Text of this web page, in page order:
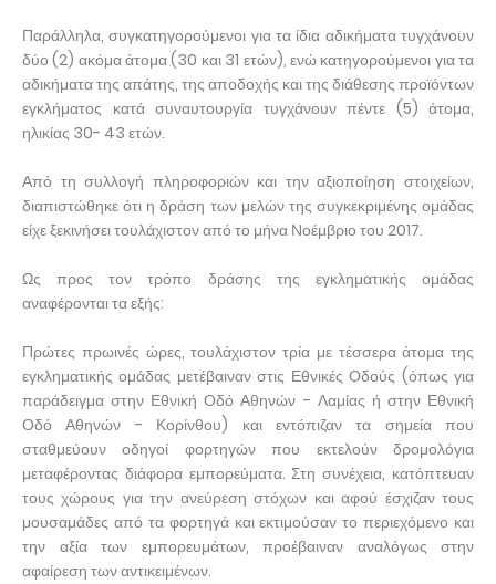
Παράλληλα, συγκατηγορούμενοι για τα ίδια αδικήματα τυγχάνουν
δύο (2) ακόμα άτομα (30 και 31 ετών), ενώ κατηγορούμενοι για τα
αδικήματα της απάτης, της αποδοχής και της διάθεσης προϊόντων
εγκλήματος κατά συναυτουργία τυγχάνουν πέντε (5) άτομα,
ηλικίας 30- 43 ετών.
Από τη συλλογή πληροφοριών και την αξιοποίηση στοιχείων,
διαπιστώθηκε ότι η δράση των μελών της συγκεκριμένης ομάδας
είχε ξεκινήσει τουλάχιστον από το μήνα Νοέμβριο του 2017.
Ως προς τον τρόπο δράσης της εγκληματικής ομάδας
αναφέρονται τα εξής:
Πρώτες πρωινές ώρες, τουλάχιστον τρία με τέσσερα άτομα της
εγκληματικής ομάδας μετέβαιναν στις Εθνικές Οδούς (όπως για
παράδειγμα στην Εθνική Οδό Αθηνών - Λαμίας ή στην Εθνική
Οδό Αθηνών - Κορίνθου) και εντόπιζαν τα σημεία που
σταθμεύουν οδηγοί φορτηγών που εκτελούν δρομολόγια
μεταφέροντας διάφορα εμπορεύματα. Στη συνέχεια, κατόπτευαν
τους χώρους για την ανεύρεση στόχων και αφού έσχιζαν τους
μουσαμάδες από τα φορτηγά και εκτιμούσαν το περιεχόμενο και
την αξία των εμπορευμάτων, προέβαιναν αναλόγως στην
αφαίρεση των αντικειμένων.